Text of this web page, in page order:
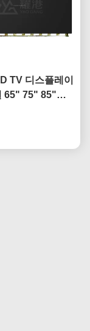
TV 디스플레이
65" 75" 85"